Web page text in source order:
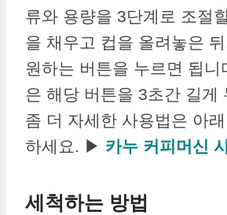
류와 용량을 3단계로 조절
을 채우고 컵을 올려놓은
원하는 버튼을 누르면 됩니
은 해당 버튼을 3초간 길게
좀 더 자세한 사용법은 아
하세요. ▶ 카누 커피머신
세척하는 방법